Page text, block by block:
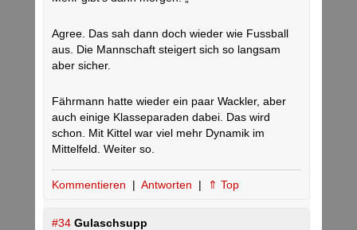
Agree. Das sah dann doch wieder wie Fussball
aus. Die Mannschaft steigert sich so langsam
aber sicher.
Fährmann hatte wieder ein paar Wackler, aber
auch einige Klasseparaden dabei. Das wird
schon. Mit Kittel war viel mehr Dynamik im
Mittelfeld. Weiter so.
Kommentieren | Antworten | ⇑ Top
#34 Gulaschsupp